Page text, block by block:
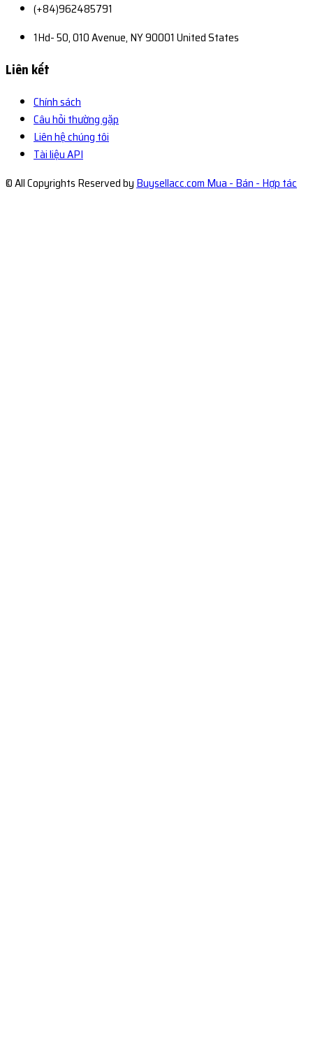
(+84)962485791
1Hd- 50, 010 Avenue, NY 90001 United States
Liên kết
Chính sách
Câu hỏi thường gặp
Liên hệ chúng tôi
Tài liệu API
© All Copyrights Reserved by Buysellacc.com Mua - Bán - Hợp tác